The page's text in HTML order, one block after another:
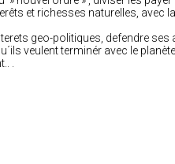
et richesses naturelles, avec
geo-politiques, defendre
veulent terminér avec le
.